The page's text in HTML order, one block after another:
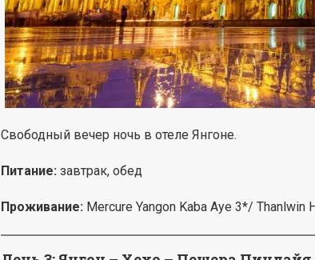
Свободный вечер ночь в отеле Янгоне.
Питание: завтрак, обед
Проживание: Mercure Yangon Kaba Aye 3*/